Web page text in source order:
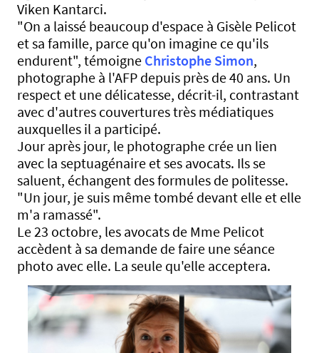
Viken Kantarci.
"On a laissé beaucoup d'espace à Gisèle Pelicot
et sa famille, parce qu'on imagine ce qu'ils
endurent", témoigne Christophe Simon,
photographe à l'AFP depuis près de 40 ans. Un
respect et une délicatesse, décrit-il, contrastant
avec d'autres couvertures très médiatiques
auxquelles il a participé.
Jour après jour, le photographe crée un lien
avec la septuagénaire et ses avocats. Ils se
saluent, échangent des formules de politesse.
"Un jour, je suis même tombé devant elle et elle
m'a ramassé".
Le 23 octobre, les avocats de Mme Pelicot
accèdent à sa demande de faire une séance
photo avec elle. La seule qu'elle acceptera.